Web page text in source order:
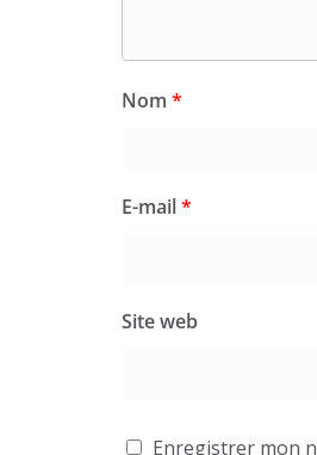
Nom *
E-mail*
Site web
Enregistrer mon